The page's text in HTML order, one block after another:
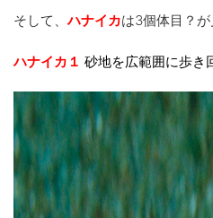
そして、ハナイカは3個体目？が
ハナイカ１ 砂地を広範囲に歩き